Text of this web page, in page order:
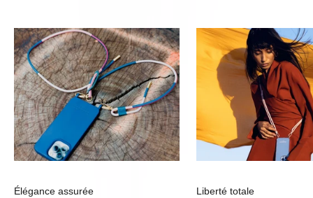
Élégance assurée
Liberté totale